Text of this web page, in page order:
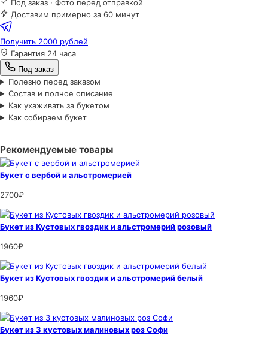
Под заказ · Фото перед отправкой
Доставим примерно за 60 минут
Получить 2000 рублей
Гарантия 24 часа
Под заказ
Полезно перед заказом
Состав и полное описание
Как ухаживать за букетом
Как собираем букет
Рекомендуемые товары
Букет с вербой и альстромерией
2700₽
Букет из Кустовых гвоздик и альстромерий розовый
1960₽
Букет из Кустовых гвоздик и альстромерий белый
1960₽
Букет из 3 кустовых малиновых роз Софи